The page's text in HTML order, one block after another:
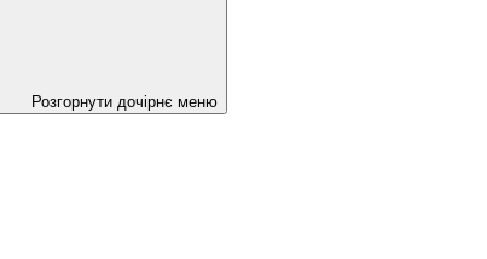
Розгорнути дочірнє меню